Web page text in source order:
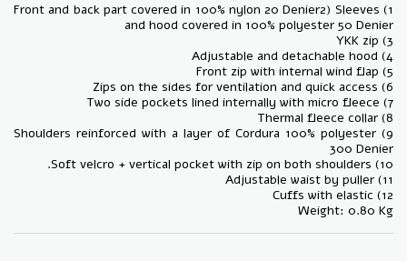
1) Front and back part covered in 100% nylon 20 Denier2) Sleeves
and hood covered in 100% polyester 50 Denier
3) YKK zip
4) Adjustable and detachable hood
5) Front zip with internal wind flap
6) Zips on the sides for ventilation and quick access
7) Two side pockets lined internally with micro fleece
8) Thermal fleece collar
9) Shoulders reinforced with a layer of Cordura 100% polyester
300 Denier
10) Soft velcro + vertical pocket with zip on both shoulders.
11) Adjustable waist by puller
12) Cuffs with elastic
Weight: 0.80 Kg